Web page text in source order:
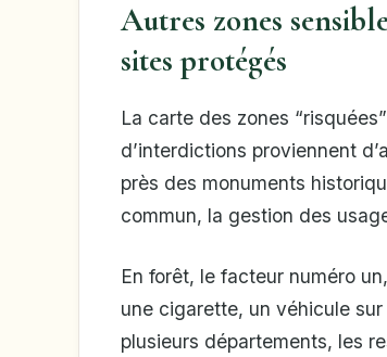
Autres zones
sites protégés
La carte des zones
d’interdictions proviennent
près des monuments
commun, la gestion des
En forêt, le facteur numéro
une cigarette, un véhicule
plusieurs départements, les